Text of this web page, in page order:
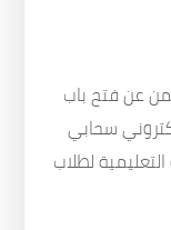
عن فتح باب
سحابي
لطلاب